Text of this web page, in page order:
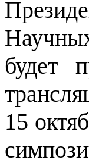
будет
15